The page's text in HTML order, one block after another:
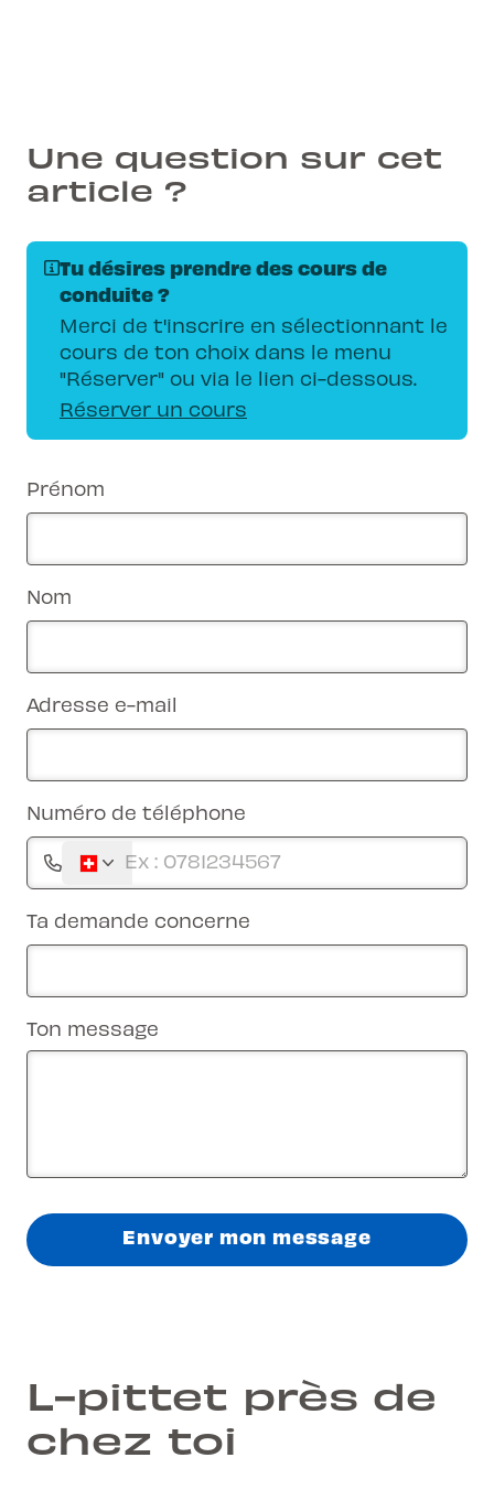
Une question sur cet
article ?
Tu désires prendre des cours de
conduite ?
Merci de t'inscrire en sélectionnant le
cours de ton choix dans le menu
"Réserver" ou via le lien ci-dessous.
Réserver un cours
Prénom
Nom
Adresse e-mail
Numéro de téléphone
Ta demande concerne
Ton message
Envoyer mon message
L-pittet près de
chez toi